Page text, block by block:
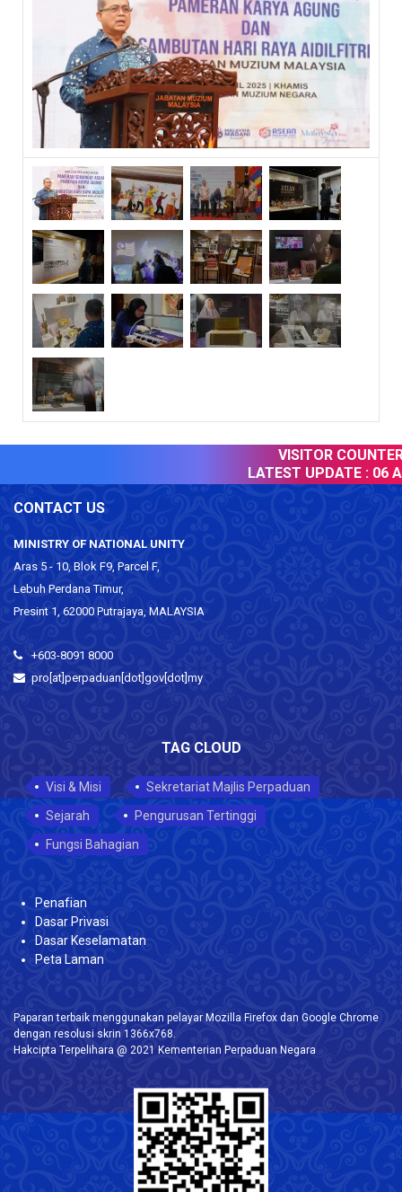
VISITOR COUNTER :
LATEST UPDATE : 06
CONTACT US
MINISTRY OF NATIONAL UNITY
Aras 5 - 10, Blok F9, Parcel F,
Lebuh Perdana Timur,
Presint 1, 62000 Putrajaya, MALAYSIA
+603-8091 8000
pro[at]perpaduan[dot]gov[dot]my
TAG CLOUD
Visi & Misi
Sekretariat Majlis Perpaduan
Sejarah
Pengurusan Tertinggi
Fungsi Bahagian
Penafian
Dasar Privasi
Dasar Keselamatan
Peta Laman
Paparan terbaik menggunakan pelayar Mozilla Firefox dan Google Chrome
dengan resolusi skrin 1366x768.
Hakcipta Terpelihara @ 2021 Kementerian Perpaduan Negara